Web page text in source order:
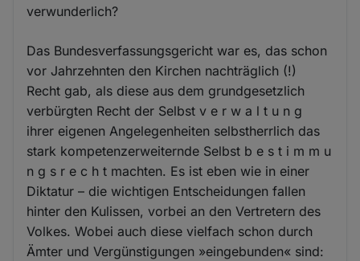
verwunderlich?
Das Bundesverfassungsgericht war es, das schon
vor Jahrzehnten den Kirchen nachträglich (!)
Recht gab, als diese aus dem grundgesetzlich
verbürgten Recht der Selbst v e r w a l t u n g
ihrer eigenen Angelegenheiten selbstherrlich das
stark kompetenzerweiternde Selbst b e s t i m m u
n g s r e c h t machten. Es ist eben wie in einer
Diktatur – die wichtigen Entscheidungen fallen
hinter den Kulissen, vorbei an den Vertretern des
Volkes. Wobei auch diese vielfach schon durch
Ämter und Vergünstigungen »eingebunden« sind: